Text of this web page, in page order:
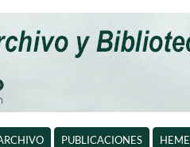
PUBLICACIONES